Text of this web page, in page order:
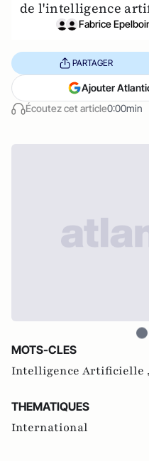
de l'intelligence
Fabrice
Écoutez cet article0:00min
PARTAGER
Ajouter
MOTS-CLES
Intelligence Artificielle ,
THEMATIQUES
International